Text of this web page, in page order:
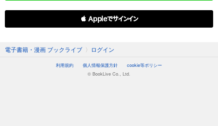
 Appleでサインイン
電子書籍・漫画 ブックライブ 〉 ログイン
利用規約 個人情報保護方針
cookie等ポリシー
© BookLive Co., Ltd.